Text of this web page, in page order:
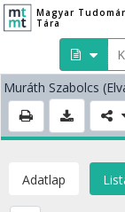
Magyar
Tára
Muráth Szabolcs
Adatlap